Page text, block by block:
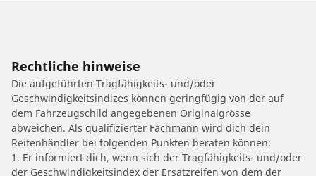
Rechtliche hinweise
Die aufgeführten Tragfähigkeits- und/oder
Geschwindigkeitsindizes können geringfügig von der auf
dem Fahrzeugschild angegebenen Originalgrösse
abweichen. Als qualifizierter Fachmann wird dich dein
Reifenhändler bei folgenden Punkten beraten können:
1. Er informiert dich, wenn sich der Tragfähigkeits- und/oder
der Geschwindigkeitsindex der Ersatzreifen von dem der